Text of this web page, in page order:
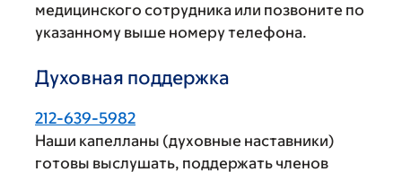
медицинского сотрудника или позвоните по
указанному выше номеру телефона.
Духовная поддержка
212-639-5982
Наши капелланы (духовные наставники)
готовы выслушать, поддержать членов